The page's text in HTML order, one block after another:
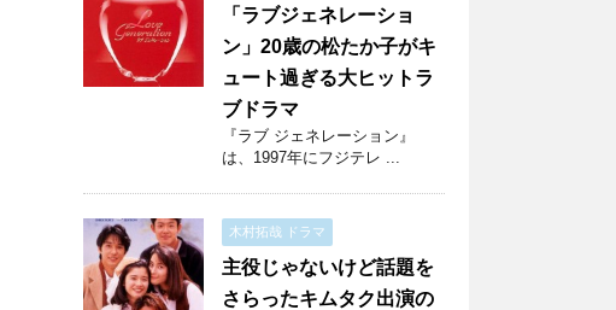
「ラブジェネレーショ
ン」20歳の松たか子がキ
ュート過ぎる大ヒットラ
ブドラマ
『ラブ ジェネレーション』
は、1997年にフジテレ ...
木村拓哉 ドラマ
主役じゃないけど話題を
さらったキムタク出演の